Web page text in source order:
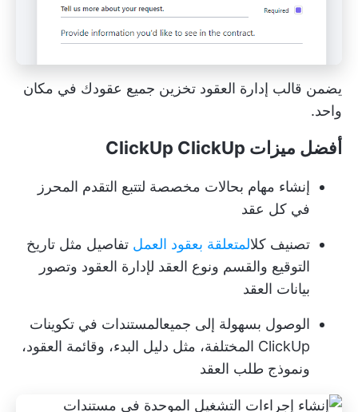
يضمن قالب إدارة العقود تخزين جميع عقودك في مكان
واحد.
أفضل ميزات ClickUp ClickUp
إنشاء مهام بحالات مخصصة لتتبع التقدم المحرز
في كل عقد
تصنيف كلالمتعلقة بعقود العمل تفاصيل مثل تاريخ
التوقيع والقسم ونوع العقد لإدارة العقود وتصور
بيانات العقد
الوصول بسهولة إلى جميعالمستندات في تكوينات
ClickUp المختلفة، مثل دليل البدء، وقائمة العقود،
ونموذج طلب العقد